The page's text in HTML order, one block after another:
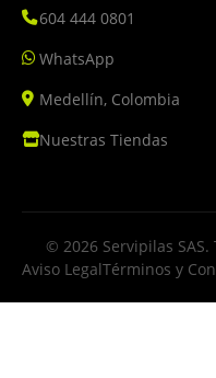
604 444 0801
WhatsApp
Medellín, Colombia
Nuestras Tiendas
© 2026 Servipilas
Aviso LegalTérminos y